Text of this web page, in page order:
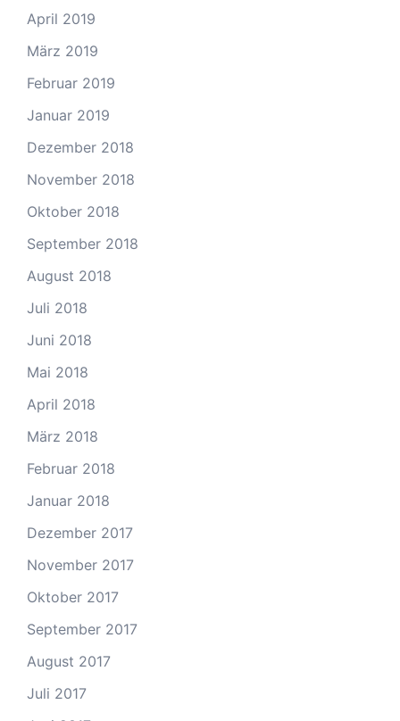
April 2019
März 2019
Februar 2019
Januar 2019
Dezember 2018
November 2018
Oktober 2018
September 2018
August 2018
Juli 2018
Juni 2018
Mai 2018
April 2018
März 2018
Februar 2018
Januar 2018
Dezember 2017
November 2017
Oktober 2017
September 2017
August 2017
Juli 2017